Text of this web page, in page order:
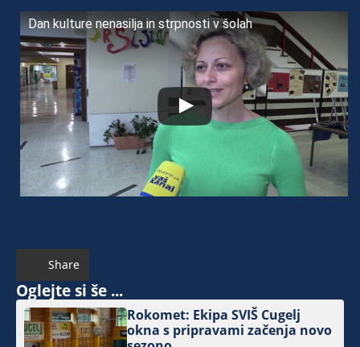
Dan kulture nenasilja in strpnosti v šolah
Share
Oglejte si še ...
Rokomet: Ekipa SVIŠ Cugelj
okna s pripravami začenja novo